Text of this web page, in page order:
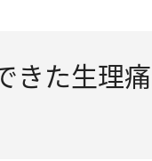
きた生理